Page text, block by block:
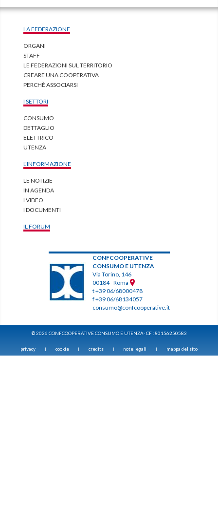
LA FEDERAZIONE
ORGANI
STAFF
LE FEDERAZIONI SUL TERRITORIO
CREARE UNA COOPERATIVA
PERCHÈ ASSOCIARSI
I SETTORI
CONSUMO
DETTAGLIO
ELETTRICO
UTENZA
L'INFORMAZIONE
LE NOTIZIE
IN AGENDA
I VIDEO
I DOCUMENTI
IL FORUM
CONFCOOPERATIVE
CONSUMO E UTENZA
Via Torino, 146
00184 - Roma
t +39 06/68000478
f +39 06/68134057
consumo@confcooperative.it
© 2026 CONFCOOPERATIVE CONSUMO E UTENZA- CF : 80156250583
privacy | cookie | credits | note legali | mappa del sito